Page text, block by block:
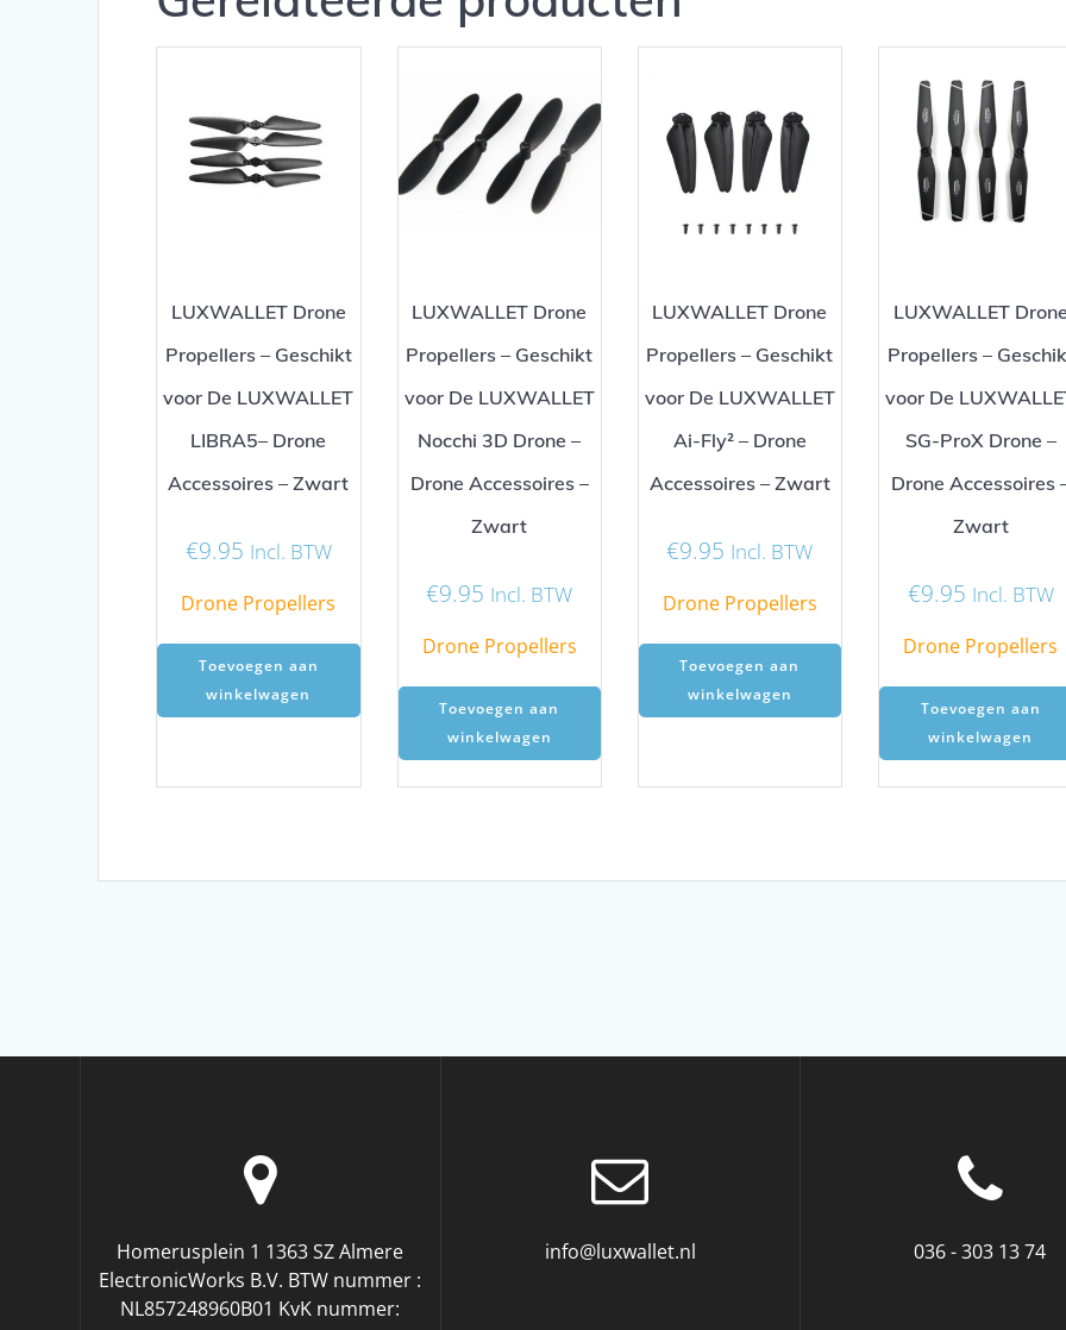
LUXWALLET Drone
Propellers – Geschikt
voor De LUXWALLET
LIBRA5– Drone
Accessoires – Zwart
€9.95 Incl. BTW
Drone Propellers
Toevoegen aan
winkelwagen
LUXWALLET Drone
Propellers – Geschikt
voor De LUXWALLET
Nocchi 3D Drone –
Drone Accessoires –
Zwart
€9.95 Incl. BTW
Drone Propellers
Toevoegen aan
winkelwagen
LUXWALLET Drone
Propellers – Geschikt
voor De LUXWALLET
Ai-Fly² – Drone
Accessoires – Zwart
€9.95 Incl. BTW
Drone Propellers
Toevoegen aan
winkelwagen
LUXWALLET
Propellers –
voor De
SG-ProX Drone –
Drone Accessoires
Zwart
€9.95 Incl. BTW
Drone Propellers
Toevoegen aan
winkelwagen
Homerusplein 1 1363 SZ Almere
ElectronicWorks B.V. BTW nummer :
NL857248960B01 KvK nummer:
info@luxwallet.nl 036 - 303 13 74